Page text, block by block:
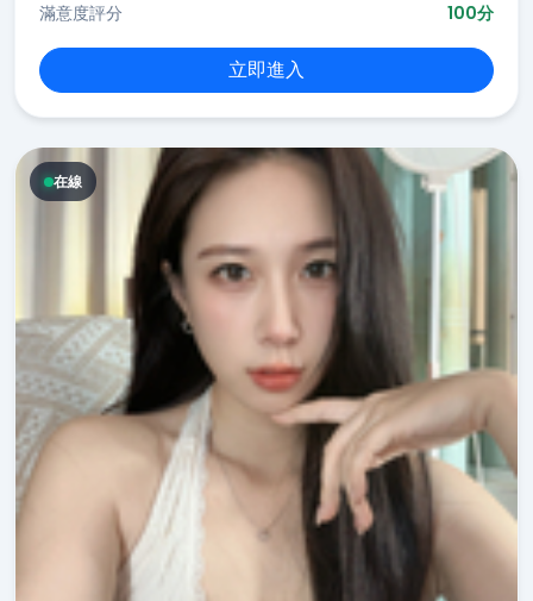
滿意度評分
100分
立即進入
在線